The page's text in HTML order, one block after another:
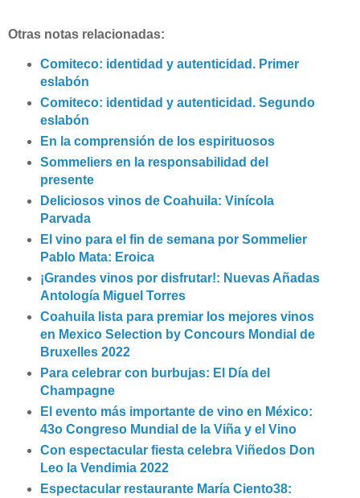
Otras notas relacionadas:
Comiteco: identidad y autenticidad. Primer
eslabón
Comiteco: identidad y autenticidad. Segundo
eslabón
En la comprensión de los espirituosos
Sommeliers en la responsabilidad del
presente
Deliciosos vinos de Coahuila: Vinícola
Parvada
El vino para el fin de semana por Sommelier
Pablo Mata: Eroica
¡Grandes vinos por disfrutar!: Nuevas Añadas
Antología Miguel Torres
Coahuila lista para premiar los mejores vinos
en Mexico Selection by Concours Mondial de
Bruxelles 2022
Para celebrar con burbujas: El Día del
Champagne
El evento más importante de vino en México:
43o Congreso Mundial de la Viña y el Vino
Con espectacular fiesta celebra Viñedos Don
Leo la Vendimia 2022
Espectacular restaurante María Ciento38: